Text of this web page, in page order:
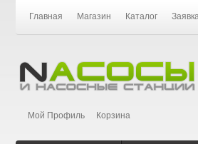
Главная Магазин Каталог
Мой Профиль Корзина